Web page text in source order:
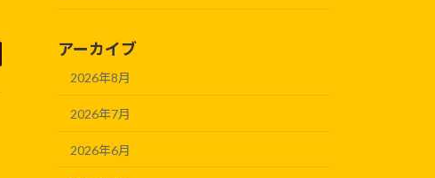
アーカイブ
2026年8月
2026年7月
2026年6月